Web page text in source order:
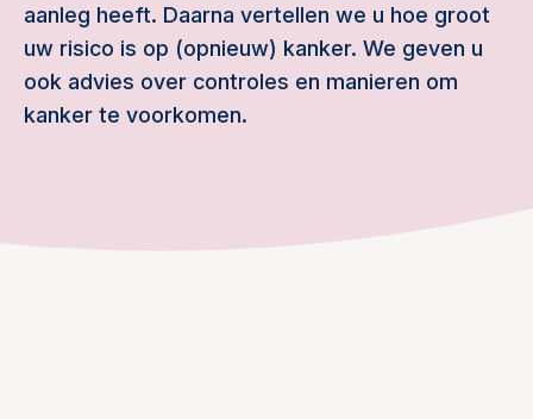
aanleg heeft. Daarna vertellen we u hoe groot
uw risico is op (opnieuw) kanker. We geven u
ook advies over controles en manieren om
kanker te voorkomen.